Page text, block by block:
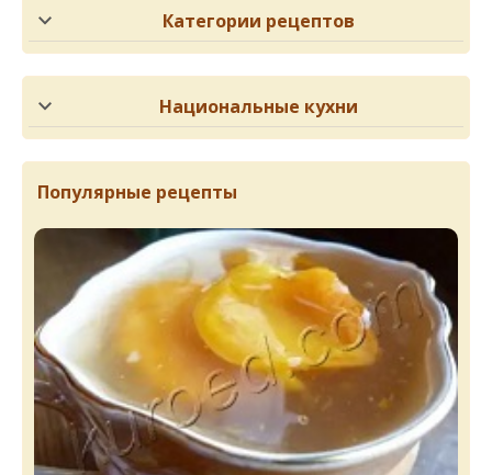
Категории рецептов
Национальные кухни
Популярные рецепты